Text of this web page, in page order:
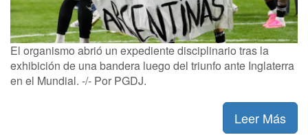
El organismo abrió un expediente disciplinario tras la
exhibición de una bandera luego del triunfo ante Inglaterra
en el Mundial. -/- Por PGDJ.
Leer Más